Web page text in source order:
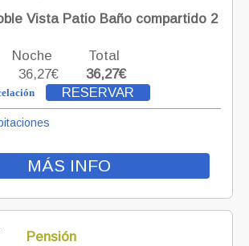
Vista Patio Baño compartido 2
Noche
Total
36,27€
36,27€
RESERVAR
MÁS INFO
Pensión